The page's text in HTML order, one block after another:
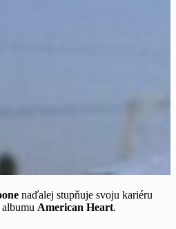
naďalej stupňuje svoju kariéru
American Heart.